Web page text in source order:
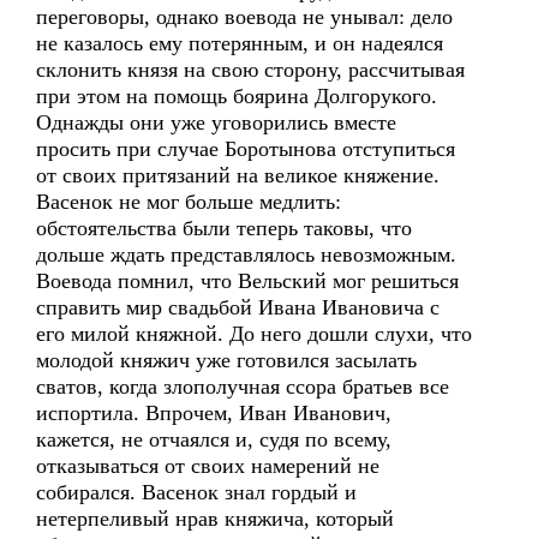
переговоры, однако воевода не унывал: дело
не казалось ему потерянным, и он надеялся
склонить князя на свою сторону, рассчитывая
при этом на помощь боярина Долгорукого.
Однажды они уже уговорились вместе
просить при случае Боротынова отступиться
от своих притязаний на великое княжение.
Васенок не мог больше медлить:
обстоятельства были теперь таковы, что
дольше ждать представлялось невозможным.
Воевода помнил, что Вельский мог решиться
справить мир свадьбой Ивана Ивановича с
его милой княжной. До него дошли слухи, что
молодой княжич уже готовился засылать
сватов, когда злополучная ссора братьев все
испортила. Впрочем, Иван Иванович,
кажется, не отчаялся и, судя по всему,
отказываться от своих намерений не
собирался. Васенок знал гордый и
нетерпеливый нрав княжича, который